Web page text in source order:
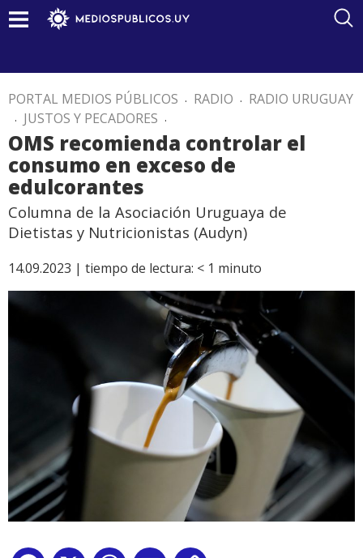
PORTAL MEDIOS PÚBLICOS . RADIO . RADIO URUGUAY
. JUSTOS Y PECADORES .
OMS recomienda controlar el
consumo en exceso de
edulcorantes
Columna de la Asociación Uruguaya de
Dietistas y Nutricionistas (Audyn)
14.09.2023 | tiempo de lectura: < 1 minuto